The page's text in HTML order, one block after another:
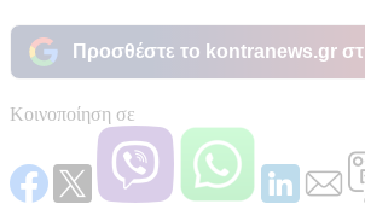
Προσθέστε το kontranews.gr
Κοινοποίηση σε